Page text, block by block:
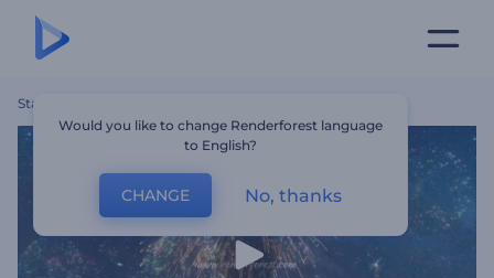
Startseite
Would you like to change Renderforest language
to English?
CHANGE No, thanks